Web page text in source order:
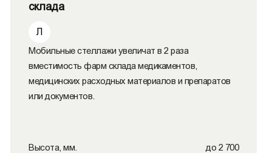
склада
Л
Мобильные стеллажи увеличат в 2 раза
вместимость фарм склада медикаментов,
медицинских расходных материалов и препаратов
или документов.
Высота, мм. до 2 700